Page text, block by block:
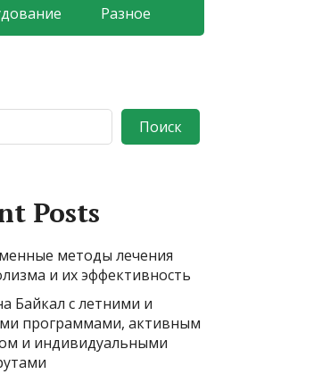
Разное
Поиск
Posts
методы лечения
и их эффективность
Байкал с летними и
программами, активным
и индивидуальными